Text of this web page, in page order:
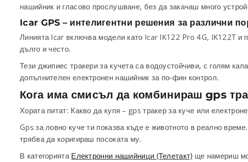
нашийник и гласово прослушване, без да закачаш много
Icar GPS – интелигентни решения за различни
Линията Icar включва модели като Icar IK122 Pro 4G, IK122T и
дълго и често.
Тези джипиес тракери за кучета са водоустойчиви, с голям
допълнителен електронен нашийник за по-фин контрол.
Кога има смисъл да комбинираш gps
Хората питат: Какво да купя – gps тракер за куче или
Gps за ловно куче ти показва къде е животното в реално
трябва да коригираш посоката му.
В категорията Електронни нашийници (Телетакт) ще намериш